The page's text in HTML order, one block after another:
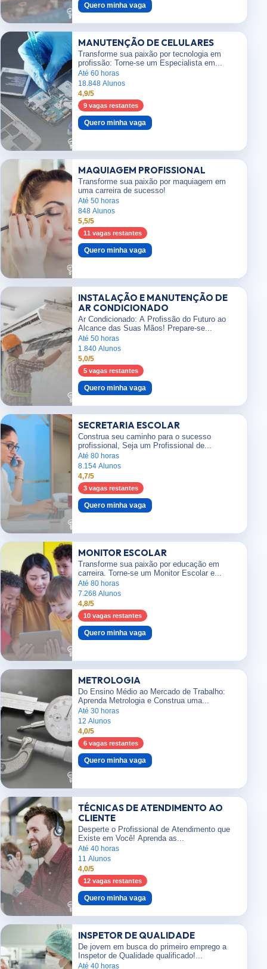
Quero minha vaga
MANUTENÇÃO DE CELULARES
Transforme sua paixão por tecnologia em
profissão: Torne-se um Especialista em...
Até 60 horas
18.848 Alunos
4,9/5
9 vagas restantes
Quero minha vaga
MAQUIAGEM PROFISSIONAL
Transforme sua paixão por maquiagem em
uma carreira de sucesso!
Até 50 horas
848 Alunos
5,5/5
11 vagas restantes
Quero minha vaga
INSTALAÇÃO E MANUTENÇÃO DE
AR CONDICIONADO
Ar Condicionado: A Profissão do Futuro ao
Alcance das Suas Mãos! Prepare-se...
Até 50 horas
1.840 Alunos
5,0/5
5 vagas restantes
Quero minha vaga
SECRETARIA ESCOLAR
Construa seu caminho para o sucesso
profissional, Seja um Profissional de...
Até 80 horas
8.154 Alunos
4,7/5
3 vagas restantes
Quero minha vaga
MONITOR ESCOLAR
Transforme sua paixão por educação em
carreira. Torne-se um Monitor Escolar e...
Até 80 horas
7.268 Alunos
4,8/5
10 vagas restantes
Quero minha vaga
METROLOGIA
Do Ensino Médio ao Mercado de Trabalho:
Aprenda Metrologia e Construa uma...
Até 30 horas
12 Alunos
4,0/5
6 vagas restantes
Quero minha vaga
TÉCNICAS DE ATENDIMENTO AO
CLIENTE
Desperte o Profissional de Atendimento que
Existe em Você! Aprenda as...
Até 40 horas
11 Alunos
4,0/5
12 vagas restantes
Quero minha vaga
INSPETOR DE QUALIDADE
De jovem em busca do primeiro emprego a
Inspetor de Qualidade qualificado!...
Até 40 horas